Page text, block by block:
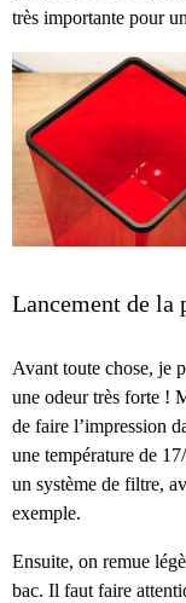
très importante pour
Lancement de la
Avant toute chose, je
une odeur très forte !
de faire l’impression
une température de
un système de filtre,
exemple.
Ensuite, on remue
bac. Il faut faire